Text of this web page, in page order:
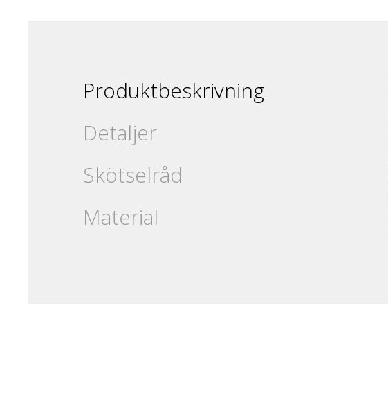
Produktbeskrivning
Detaljer
Skötselråd
Material